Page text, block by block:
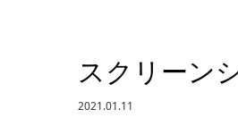
スクリーン
2021.01.11